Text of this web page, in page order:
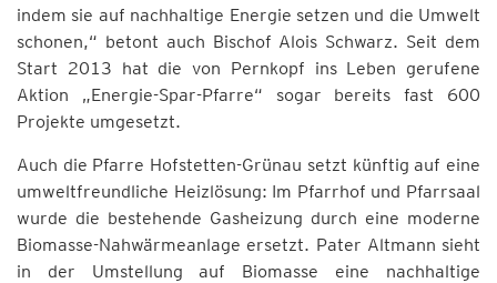
indem sie auf nachhaltige Energie setzen und die Umwelt
schonen,“ betont auch Bischof Alois Schwarz. Seit dem
Start 2013 hat die von Pernkopf ins Leben gerufene
Aktion „Energie-Spar-Pfarre“ sogar bereits fast 600
Projekte umgesetzt.
Auch die Pfarre Hofstetten-Grünau setzt künftig auf eine
umweltfreundliche Heizlösung: Im Pfarrhof und Pfarrsaal
wurde die bestehende Gasheizung durch eine moderne
Biomasse-Nahwärmeanlage ersetzt. Pater Altmann sieht
in der Umstellung auf Biomasse eine nachhaltige